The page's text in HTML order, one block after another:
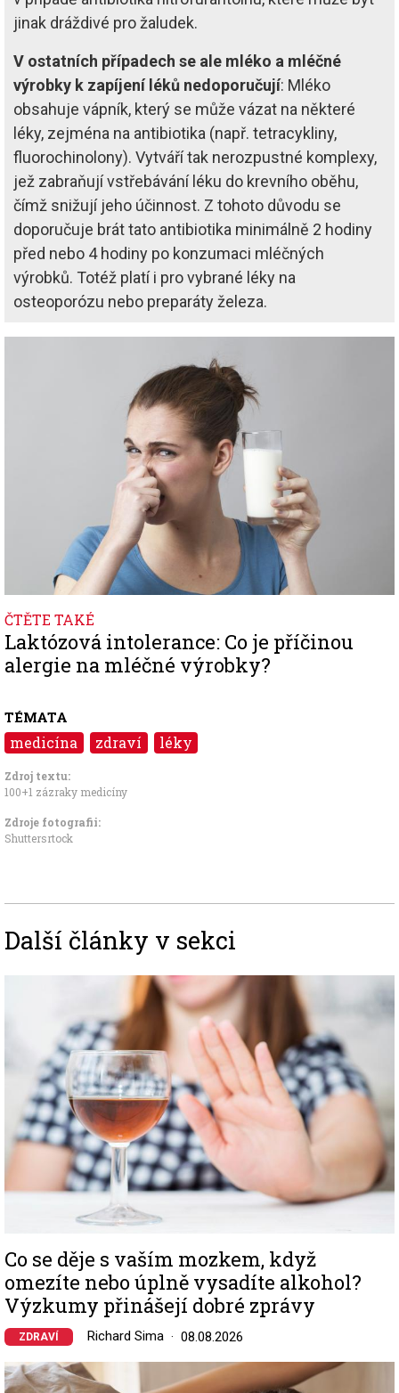
jinak dráždivé pro žaludek.
V ostatních případech se ale mléko a mléčné
výrobky k zapíjení léků nedoporučují: Mléko
obsahuje vápník, který se může vázat na některé
léky, zejména na antibiotika (např. tetracykliny,
fluorochinolony). Vytváří tak nerozpustné komplexy,
jež zabraňují vstřebávání léku do krevního oběhu,
čímž snižují jeho účinnost. Z tohoto důvodu se
doporučuje brát tato antibiotika minimálně 2 hodiny
před nebo 4 hodiny po konzumaci mléčných
výrobků. Totéž platí i pro vybrané léky na
osteoporózu nebo preparáty železa.
ČTĚTE TAKÉ
Laktózová intolerance: Co je příčinou
alergie na mléčné výrobky?
TÉMATA
medicína zdraví léky
Zdroj textu:
100+1 zázraky medicíny
Zdroje fotografii:
Shuttersrtock
Další články v sekci
Co se děje s vaším mozkem, když
omezíte nebo úplně vysadíte alkohol?
Výzkumy přinášejí dobré zprávy
ZDRAVÍ Richard Sima 08.08.2026
Image